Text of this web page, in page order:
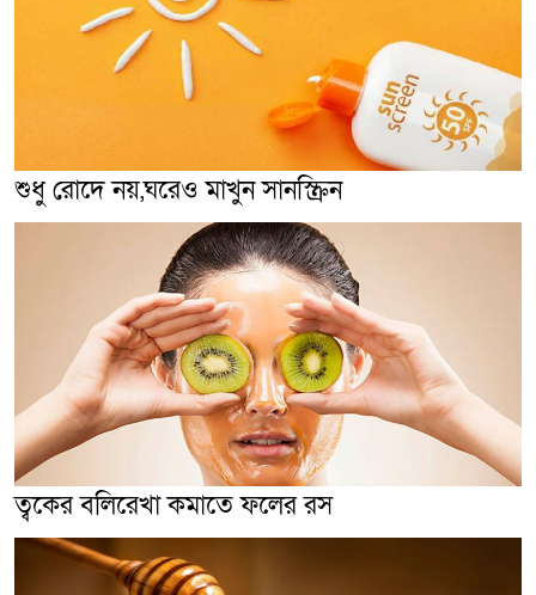
শুধু রোদে নয়,ঘরেও মাখুন সানস্ক্রিন
ত্বকের বলিরেখা কমাতে ফলের রস